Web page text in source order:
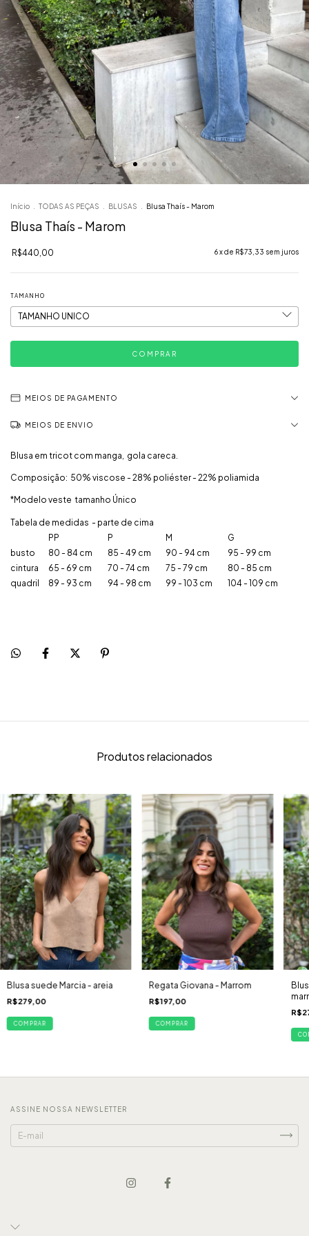
Início TODAS AS PEÇAS BLUSAS Blusa Thaís - Marom
Blusa Thaís - Marom
R$440,00 6x de R$73,33 sem juros
TAMANHO
MEIOS DE PAGAMENTO
MEIOS DE ENVIO
Blusa em tricot com manga, gola careca.
Composição: 50% viscose - 28% poliéster - 22% poliamida
*Modelo veste tamanho Único
Tabela de medidas - parte de cima
PP
P M
G
busto
80 - 84 cm 85 - 49 cm 90 - 94 cm
95 - 99 cm
cintura
65 - 69 cm 70 - 74 cm 75 - 79 cm
80 - 85 cm
quadril
89 - 93 cm 94 - 98 cm 99 - 103 cm 104 - 109 cm
Produtos relacionados
Blusa suede Marcia - areia
R$279,00
COMPRAR
Regata Giovana - Marrom
R$197,00
COMPRAR
ASSINE NOSSA NEWSLETTER